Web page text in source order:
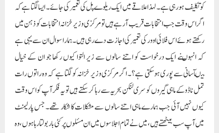
کو تکلیف ہورہی ہے۔ لہذا علاقے میں ایک ریلوے پل کی تعمیر کی جائے ۔ ایسا لگتا ہے کہ
اگر اس وقت جب انتخابات قریب آرہے ہیں تو مرکزی وزیر خزانہ انتخابات کو ذہن میں
رکھتے ہوئے اس فلائی اوور کی تعمیر کی اجازت دے رہی ہیں۔ ہمارا سوال ان سے یہی ہے
کہ انہوںنے ایک درخواست کو اتنے سالوں سے زیر التوا کیوں رکھا جو ان کے خیال
میںآسانی سے پوری ہوسکتی ہے؟۔ اگر مرکزی وزیر خزانہ کو لگتا ہے کہ وہ راتوں رات
تمل ناڈو کے ماہی گیروں کو سری لنکن بحریہ سے رہا کر سکتے ہیں تو یہ فکر آپ کو اس وقت
کیوں نہیں آئی جب ہمارے ماہی اتنے سالوں سے مشکلات کا شکار تھے۔ جس پارلیمنٹ
میں آپ سب بیٹھتے ہیں، میں نے تمام اجلاسوں میں ان مسئلوں پر کئی بار بولتا رہا ہوں، وہ